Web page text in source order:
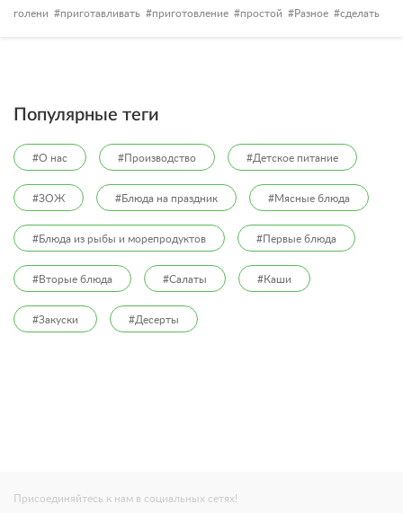
голени
приготавливать приготовление простой Разное сделать
Популярные теги
#О нас #Производство #Детское питание
#ЗОЖ #Блюда на праздник #Мясные блюда
#Блюда из рыбы и морепродуктов #Первые блюда
#Вторые блюда #Салаты #Каши
#Закуски #Десерты
Присоединяйтесь к нам в социальных сетях!